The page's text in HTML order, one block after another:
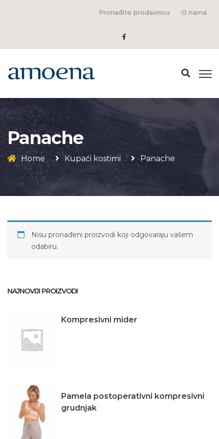
Pronađite prodavnicu O nama
Panache
Home Kupaći kostimi Panache
Nisu pronađeni proizvodi koji odgovaraju vašem
odabiru.
NAJNOVIJI PROIZVODI
Kompresivni mider
Pamela postoperativni kompresivni
grudnjak